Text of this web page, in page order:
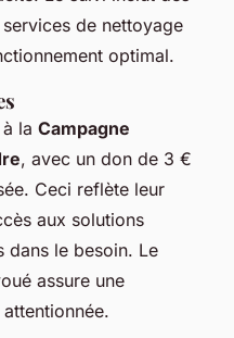
de nettoyage
optimal.
la Campagne
, avec un don de 3 €
Ceci reflète leur
aux solutions
dans le besoin. Le
assure une